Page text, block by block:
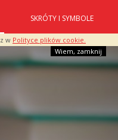
w Polityce plików cookie.
Wiem, zamknij
SKRÓTY I SYMBOLE